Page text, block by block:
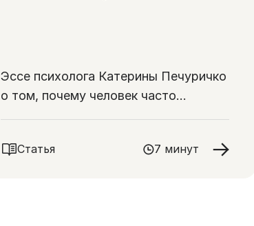
Эссе психолога Катерины Печуричко
о том, почему человек часто
Статья 7 минут